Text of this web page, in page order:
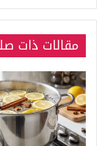
اللقاح
01-
02-
2021
مقالات ذات